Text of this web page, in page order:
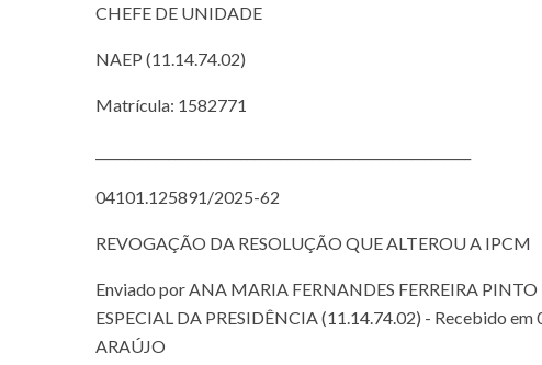
CHEFE DE UNIDADE
NAEP (11.14.74.02)
Matrícula: 1582771
04101.125891/2025-62
REVOGAÇÃO DA RESOLUÇÃO QUE ALTEROU A IPCM
Enviado por ANA MARIA FERNANDES FERREIRA
ESPECIAL DA PRESIDÊNCIA (11.14.74.02) - Recebido
ARAÚJO